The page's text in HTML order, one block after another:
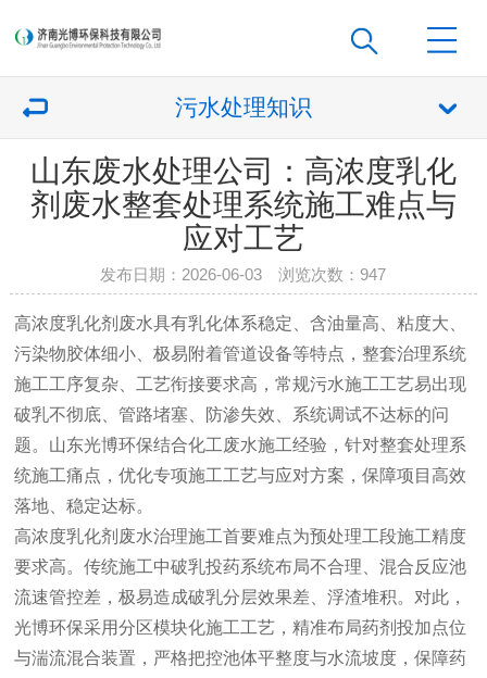
污水处理知识
山东废水处理公司：高浓度乳化
剂废水整套处理系统施工难点与
应对工艺
发布日期：2026-06-03 浏览次数： 947
高浓度乳化剂废水具有乳化体系稳定、含油量高、粘度大、
污染物胶体细小、极易附着管道设备等特点，整套治理系统
施工工序复杂、工艺衔接要求高，常规污水施工工艺易出现
破乳不彻底、管路堵塞、防渗失效、系统调试不达标的问
题。山东光博环保结合化工废水施工经验，针对整套处理系
统施工痛点，优化专项施工工艺与应对方案，保障项目高效
落地、稳定达标。
高浓度乳化剂废水治理施工首要难点为预处理工段施工精度
要求高。传统施工中破乳投药系统布局不合理、混合反应池
流速管控差，极易造成破乳分层效果差、浮渣堆积。对此，
光博环保采用分区模块化施工工艺，精准布局药剂投加点位
与湍流混合装置，严格把控池体平整度与水流坡度，保障药